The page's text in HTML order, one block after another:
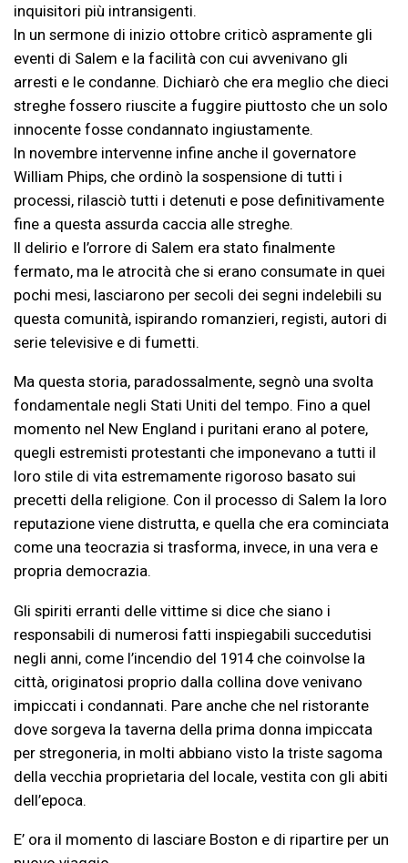
inquisitori più intransigenti.
In un sermone di inizio ottobre criticò aspramente gli
eventi di Salem e la facilità con cui avvenivano gli
arresti e le condanne. Dichiarò che era meglio che dieci
streghe fossero riuscite a fuggire piuttosto che un solo
innocente fosse condannato ingiustamente.
In novembre intervenne infine anche il governatore
William Phips, che ordinò la sospensione di tutti i
processi, rilasciò tutti i detenuti e pose definitivamente
fine a questa assurda caccia alle streghe.
Il delirio e l’orrore di Salem era stato finalmente
fermato, ma le atrocità che si erano consumate in quei
pochi mesi, lasciarono per secoli dei segni indelebili su
questa comunità, ispirando romanzieri, registi, autori di
serie televisive e di fumetti.
Ma questa storia, paradossalmente, segnò una svolta
fondamentale negli Stati Uniti del tempo. Fino a quel
momento nel New England i puritani erano al potere,
quegli estremisti protestanti che imponevano a tutti il
loro stile di vita estremamente rigoroso basato sui
precetti della religione. Con il processo di Salem la loro
reputazione viene distrutta, e quella che era cominciata
come una teocrazia si trasforma, invece, in una vera e
propria democrazia.
Gli spiriti erranti delle vittime si dice che siano i
responsabili di numerosi fatti inspiegabili succedutisi
negli anni, come l’incendio del 1914 che coinvolse la
città, originatosi proprio dalla collina dove venivano
impiccati i condannati. Pare anche che nel ristorante
dove sorgeva la taverna della prima donna impiccata
per stregoneria, in molti abbiano visto la triste sagoma
della vecchia proprietaria del locale, vestita con gli abiti
dell’epoca.
E’ ora il momento di lasciare Boston e di ripartire per un